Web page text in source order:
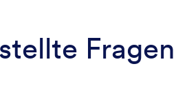
Fragen